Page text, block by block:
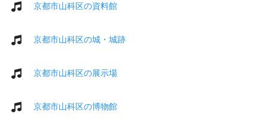
京都市山科区の資料館
京都市山科区の城・城跡
京都市山科区の展示場
京都市山科区の博物館